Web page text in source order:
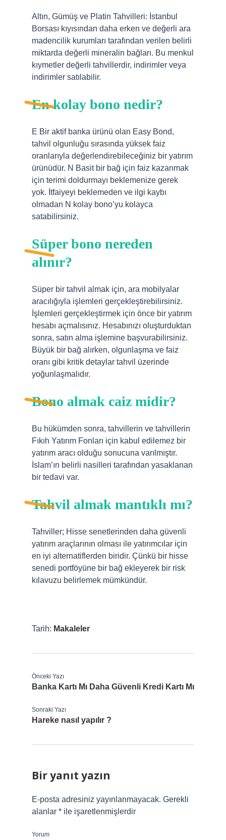
Altın, Gümüş ve Platin Tahvilleri: İstanbul
Borsası kıyısından daha erken ve değerli ara
madencilik kurumları tarafından verilen belirli
miktarda değerli mineralin bağları. Bu menkul
kıymetler değerli tahvillerdir, indirimler veya
indirimler satılabilir.
En kolay bono nedir?
E Bir aktif banka ürünü olan Easy Bond,
tahvil olgunluğu sırasında yüksek faiz
oranlarıyla değerlendirebileceğiniz bir yatırım
ürünüdür. N Basit bir bağ için faiz kazanmak
için terimi doldurmayı beklemenize gerek
yok. İtfaiyeyi beklemeden ve ilgi kaybı
olmadan N kolay bono’yu kolayca
satabilirsiniz.
Süper bono nereden
alınır?
Süper bir tahvil almak için, ara mobilyalar
aracılığıyla işlemleri gerçekleştirebilirsiniz.
İşlemleri gerçekleştirmek için önce bir yatırım
hesabı açmalısınız. Hesabınızı oluşturduktan
sonra, satın alma işlemine başvurabilirsiniz.
Büyük bir bağ alırken, olgunlaşma ve faiz
oranı gibi kritik detaylar tahvil üzerinde
yoğunlaşmalıdır.
Bono almak caiz midir?
Bu hükümden sonra, tahvillerin ve tahvillerin
Fıkıh Yatırım Fonları için kabul edilemez bir
yatırım aracı olduğu sonucuna varılmıştır.
İslam’ın belirli nasilleri tarafından yasaklanan
bir tedavi var.
Tahvil almak mantıklı mı?
Tahviller; Hisse senetlerinden daha güvenli
yatırım araçlarının olması ile yatırımcılar için
en iyi alternatiflerden biridir. Çünkü bir hisse
senedi portföyüne bir bağ ekleyerek bir risk
kılavuzu belirlemek mümkündür.
Tarih: Makaleler
Önceki Yazı
Banka Kartı Mı Daha Güvenli Kredi Kartı Mı
Sonraki Yazı
Hareke nasıl yapılır ?
Bir yanıt yazın
E-posta adresiniz yayınlanmayacak. Gerekli
alanlar * ile işaretlenmişlerdir
Yorum